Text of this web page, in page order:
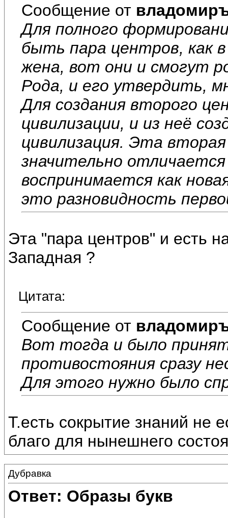
Сообщение от
Для полного
быть пара центров, как
жена, вот они и смогут
Рода, и его утвердить,
Для создания второго
цивилизации, и из неё
цивилизация. Эта
значительно
воспринимается как
это разновидность
Эта "пара центров" и есть
Западная ?
Цитата:
Сообщение от
Вот тогда и было
противостояния сразу
Для этого нужно было
Т.есть сокрытие знаний не
благо для нынешнего
Дубравка
Ответ: Образы букв